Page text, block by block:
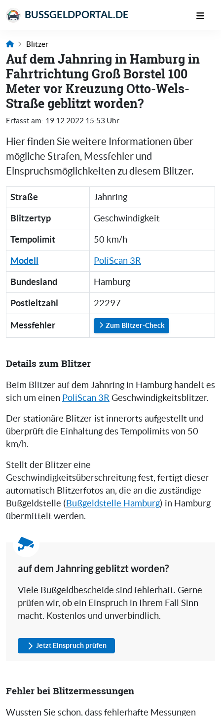
BUSSGELDPORTAL.DE
Blitzer
Auf dem Jahnring in Hamburg in
Fahrtrichtung Groß Borstel 100
Meter vor Kreuzung Otto-Wels-
Straße geblitzt worden?
Erfasst am: 19.12.2022 15:53 Uhr
Hier finden Sie weitere Informationen über
mögliche Strafen, Messfehler und
Einspruchsmöglichkeiten zu diesem Blitzer.
Straße Jahnring
Blitzertyp Geschwindigkeit
Tempolimit 50 km/h
Modell PoliScan 3R
Bundesland Hamburg
Postleitzahl 22297
Messfehler Zum Blitzer-Check
Details zum Blitzer
Beim Blitzer auf dem Jahnring in Hamburg handelt es
sich um einen PoliScan 3R Geschwindigkeitsblitzer.
Der stationäre Blitzer ist innerorts aufgestellt und
überprüft die Einhaltung des Tempolimits von 50
km/h.
Stellt der Blitzer eine
Geschwindigkeitsüberschreitung fest, fertigt dieser
automatisch Blitzerfotos an, die an die zuständige
Bußgeldstelle ( Bußgeldstelle Hamburg) in Hamburg
übermittelt werden.
auf dem Jahnring geblitzt worden?
Viele Bußgeldbescheide sind fehlerhaft. Gerne
prüfen wir, ob ein Einspruch in Ihrem Fall Sinn
macht. Kostenlos und unverbindlich.
Jetzt Einspruch prüfen
Fehler bei Blitzermessungen
Wussten Sie schon, dass fehlerhafte Messungen